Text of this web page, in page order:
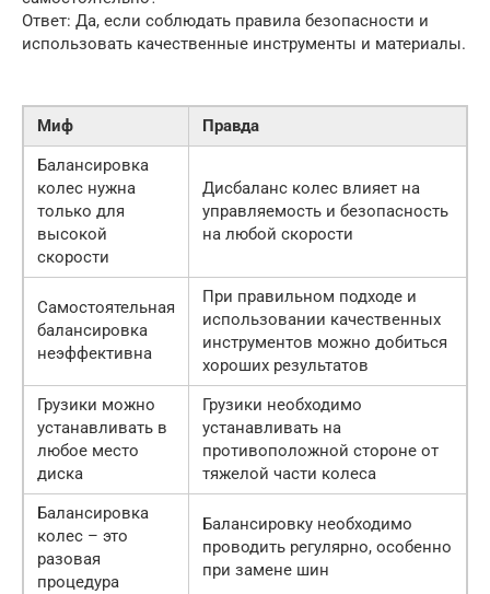
Ответ: Да, если соблюдать правила безопасности и
использовать качественные инструменты и материалы.
Миф
Правда
Балансировка
колес нужна
только для
высокой
скорости
Дисбаланс колес влияет на
управляемость и безопасность
на любой скорости
Самостоятельная
балансировка
неэффективна
При правильном подходе и
использовании качественных
инструментов можно добиться
хороших результатов
Грузики можно
устанавливать в
любое место
диска
Грузики необходимо
устанавливать на
противоположной стороне от
тяжелой части колеса
Балансировка
колес – это
разовая
процедура
Балансировку необходимо
проводить регулярно, особенно
при замене шин